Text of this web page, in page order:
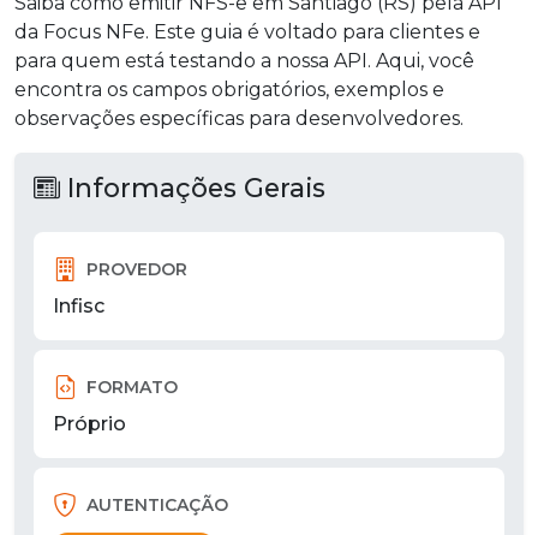
da Focus NFe. Este guia é voltado para clientes e
para quem está testando a nossa API. Aqui, você
encontra os campos obrigatórios, exemplos e
observações específicas para desenvolvedores.
Informações Gerais
PROVEDOR
Infisc
FORMATO
Próprio
AUTENTICAÇÃO